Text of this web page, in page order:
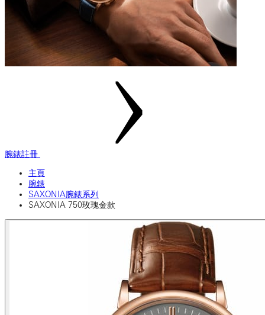
腕錶註冊
主頁
腕錶
SAXONIA腕錶系列
SAXONIA 750玫瑰金款